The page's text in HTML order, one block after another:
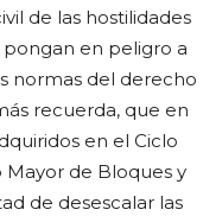
de las hostilidades
en peligro a
normas del derecho
recuerda, que en
en el Ciclo
Mayor de Bloques y
de desescalar las